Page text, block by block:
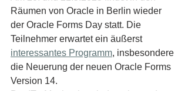
Räumen von Oracle in Berlin wieder
der Oracle Forms Day statt. Die
Teilnehmer erwartet ein äußerst
interessantes Programm, insbesondere
die Neuerung der neuen Oracle Forms
Version 14.